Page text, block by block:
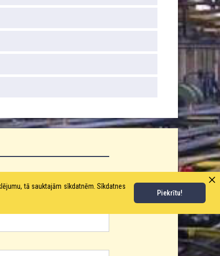
tā sauktajām sīkdatnēm. Sīkdatnes
Piekrītu!